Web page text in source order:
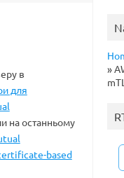
в
для
на останньому
based
»